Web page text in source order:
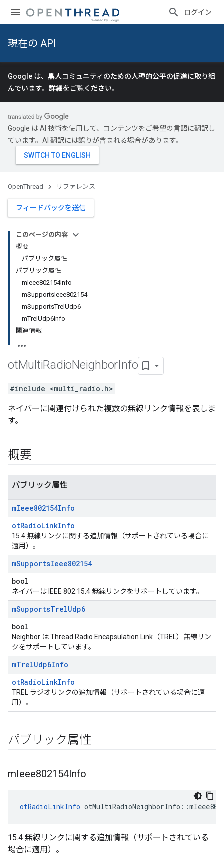
ログイン
現在の API
Google は、黒人コミュニティのための人種的公平の促進に取り組
んでいます。 詳細をご覧ください。
Google は AI 技術を使用して、コンテンツをご希望の言語に翻訳し
ています。AI 翻訳には誤りが含まれる場合があります。
OpenThread リファレンス
フィードバックを送信
このページの内容
概要
パブリック属性
パブリック属性
mIeee802154Info
mSupportsIeee802154
mSupportsTrelUdp6
mTrelUdp6Info
関連情報
otMultiRadioNeighborInfo
#include <multi_radio.h>
ネイバーに関連付けられた複数の無線リンク情報を表しま
す。
概要
パブリック属性
mIeee802154Info
otRadioLinkInfo
15.4 無線リンクに関する追加情報（サポートされている場合に
適用）。
mSupportsIeee802154
bool
ネイバーは IEEE 802.15.4 無線リンクをサポートしています。
mSupportsTrelUdp6
bool
Neighbor は Thread Radio Encapsulation Link（TREL）無線リン
クをサポートしています。
mTrelUdp6Info
otRadioLinkInfo
TREL ラジオリンクの追加情報（サポートされている場合に適
用）。
パブリック属性
mIeee802154Info
otRadioLinkInfo otMultiRadioNeighborInfo ::
15.4 無線リンクに関する追加情報（サポートされている
場合に適用）。